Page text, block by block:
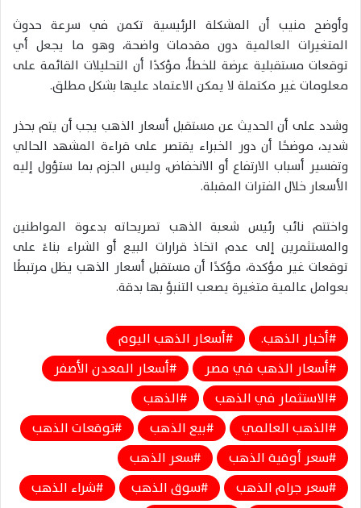
وأوضح منيب أن المشكلة الرئيسية تكمن في سرعة حدوث
المتغيرات العالمية دون مقدمات واضحة، وهو ما يجعل أي
توقعات مستقبلية عرضة للخطأ، مؤكدًا أن التحليلات القائمة على
معلومات غير مكتملة لا يمكن الاعتماد عليها بشكل مطلق.
وشدد على أن الحديث عن مستقبل أسعار الذهب يجب أن يتم بحذر
شديد، موضحًا أن دور الخبراء يقتصر على قراءة المشهد الحالي
وتفسير أسباب الارتفاع أو الانخفاض، وليس الجزم بما ستؤول إليه
الأسعار خلال الفترات المقبلة.
واختتم نائب رئيس شعبة الذهب تصريحاته بدعوة المواطنين
والمستثمرين إلى عدم اتخاذ قرارات البيع أو الشراء بناءً على
توقعات غير مؤكدة، مؤكدًا أن مستقبل أسعار الذهب يظل مرتبطًا
بعوامل عالمية متغيرة يصعب التنبؤ بها بدقة.
أخبار الذهب.
أسعار الذهب اليوم
أسعار الذهب في مصر
أسعار المعدن الأصفر
الاستثمار في الذهب
الذهب
الذهب العالمي
بيع الذهب
توقعات الذهب
سعر أوقية الذهب
سعر الذهب
سعر جرام الذهب
سوق الذهب
شراء الذهب